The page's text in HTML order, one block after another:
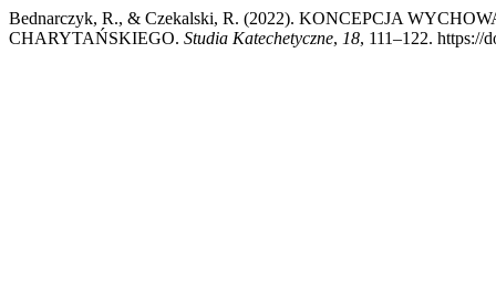
Bednarczyk, R., & Czekalski, R. (2022). KONCEPCJA
CHARYTAŃSKIEGO. Studia Katechetyczne, 18, 111–122. https://